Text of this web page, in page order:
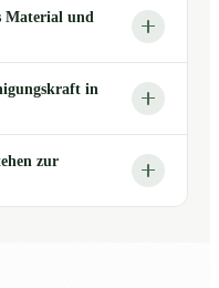
Material und
in
zur